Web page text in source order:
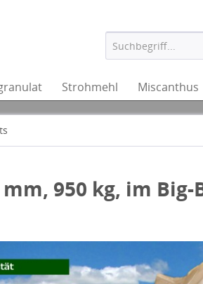
Strohmehl Miscanthus
950 kg, im